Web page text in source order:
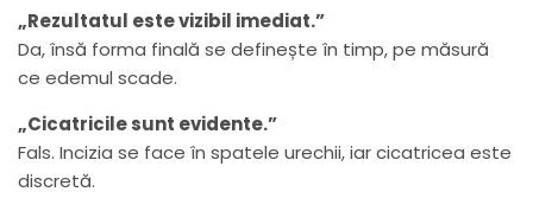
„Rezultatul este vizibil imediat.”
Da, însă forma finală se definește în timp, pe măsură
ce edemul scade.
„Cicatricile sunt evidente.”
Fals. Incizia se face în spatele urechii, iar cicatricea este
discretă.